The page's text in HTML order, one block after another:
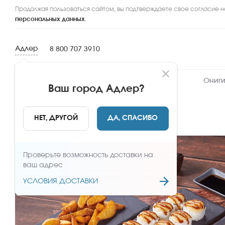
Продолжая пользоваться сайтом, вы подтверждаете свое согласие
персональных данных.
Адлер
Ваш город Адлер?
НЕТ, ДРУГОЙ ДА, СПАСИБО
Проверьте возможность доставки на
ваш адрес
УСЛОВИЯ ДОСТАВКИ
8 800 707 3910
НАЗАД